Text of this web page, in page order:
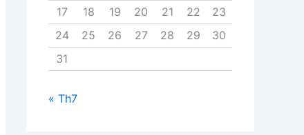
17
18 19 20 21 22
23
24
25 26 27 28 29
30
31
« Th7